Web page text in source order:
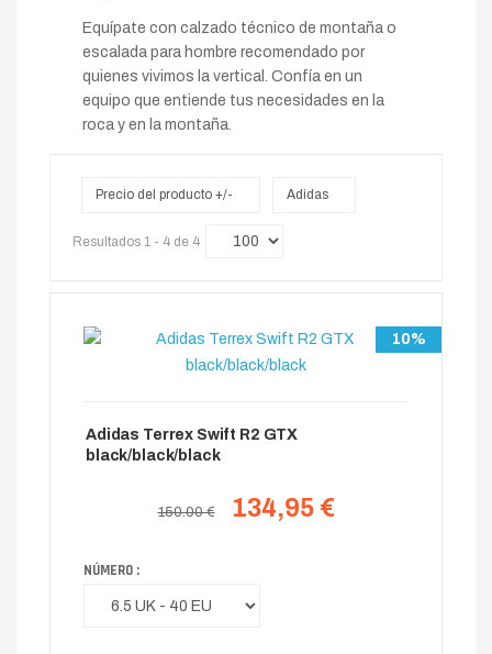
Equípate con calzado técnico de montaña o
escalada para hombre recomendado por
quienes vivimos la vertical. Confía en un
equipo que entiende tus necesidades en la
roca y en la montaña.
Precio del producto +/- Adidas
Resultados 1 - 4 de 4
10%
Adidas Terrex Swift R2 GTX
black/black/black
150.00 € 134,95 €
NÚMERO :